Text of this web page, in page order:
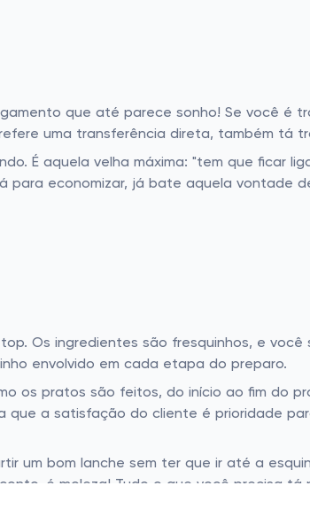
que até parece sonho! Se você é
uma transferência direta, também tá
É aquela velha máxima: "tem que ficar
para economizar, já bate aquela vontade
Os ingredientes são fresquinhos, e
envolvido em cada etapa do preparo.
os pratos são feitos, do início ao fim do
a satisfação do cliente é prioridade
um bom lanche sem ter que ir até a
é moleza! Tudo o que você precisa tá